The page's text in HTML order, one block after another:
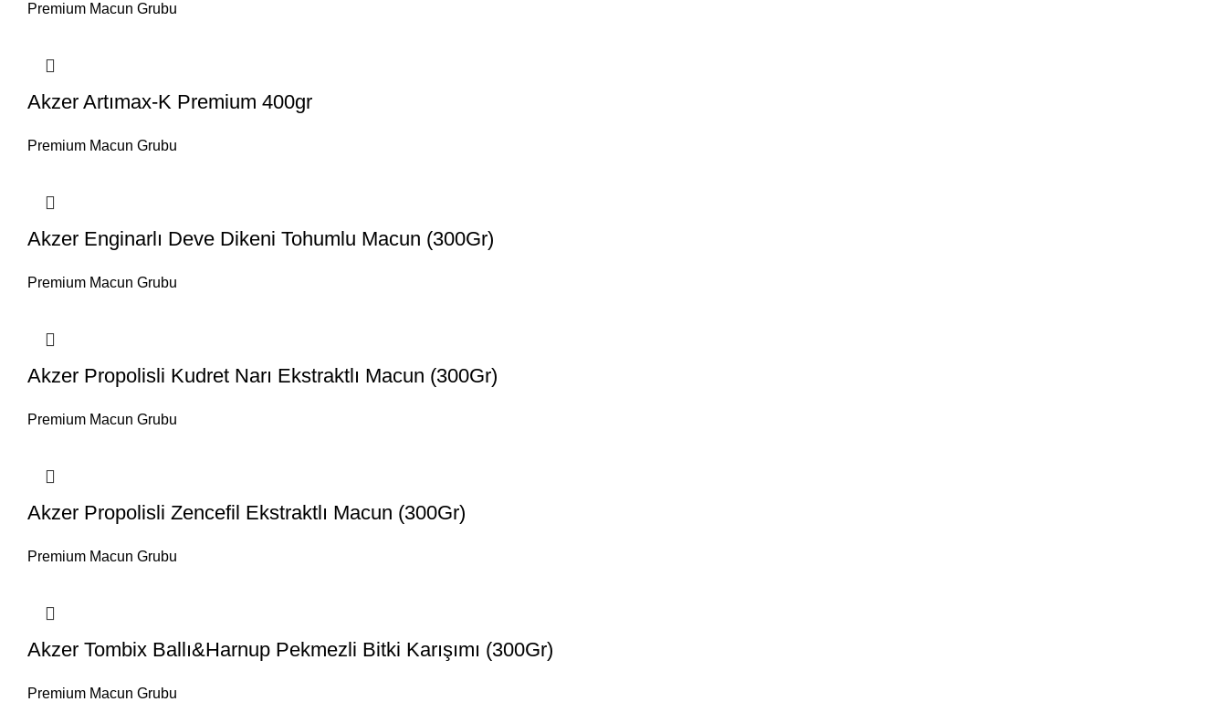
Premium Macun Grubu
Akzer Artımax-K Premium 400gr
Premium Macun Grubu
Akzer Enginarlı Deve Dikeni Tohumlu Macun (300Gr)
Premium Macun Grubu
Akzer Propolisli Kudret Narı Ekstraktlı Macun (300Gr)
Premium Macun Grubu
Akzer Propolisli Zencefil Ekstraktlı Macun (300Gr)
Premium Macun Grubu
Akzer Tombix Ballı&Harnup Pekmezli Bitki Karışımı (300Gr)
Premium Macun Grubu